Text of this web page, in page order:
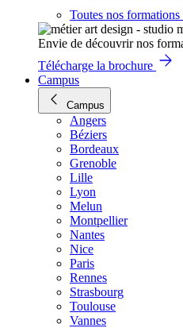
Toutes nos formations
Envie de découvrir nos
Télécharge la brochure
Campus
Campus
Angers
Béziers
Bordeaux
Grenoble
Lille
Lyon
Melun
Montpellier
Nantes
Nice
Paris
Rennes
Strasbourg
Toulouse
Vannes